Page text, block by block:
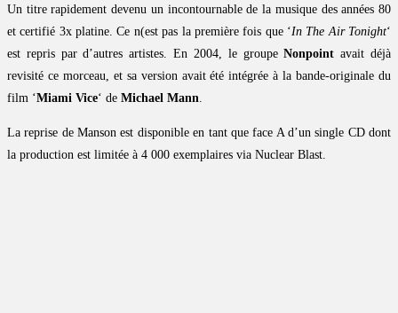
Un titre rapidement devenu un incontournable de la musique des années 80
et certifié 3x platine. Ce n(est pas la première fois que ‘In The Air Tonight‘
est repris par d’autres artistes. En 2004, le groupeNonpoint avait déjà
revisité ce morceau, et sa version avait été intégrée à la bande-originale du
film ‘Miami Vice‘ de Michael Mann.
La reprise de Manson est disponible en tant que face A d’un single CD dont
la production est limitée à 4 000 exemplaires via Nuclear Blast.